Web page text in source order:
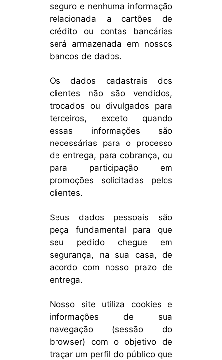
seguro e nenhuma informação
relacionada a cartões de
crédito ou contas bancárias
será armazenada em nossos
bancos de dados.
Os dados cadastrais dos
clientes não são vendidos,
trocados ou divulgados para
terceiros, exceto quando
essas informações são
necessárias para o processo
de entrega, para cobrança, ou
para participação em
promoções solicitadas pelos
clientes.
Seus dados pessoais são
peça fundamental para que
seu pedido chegue em
segurança, na sua casa, de
acordo com nosso prazo de
entrega.
Nosso site utiliza cookies e
informações de sua
navegação (sessão do
browser) com o objetivo de
traçar um perfil do público que